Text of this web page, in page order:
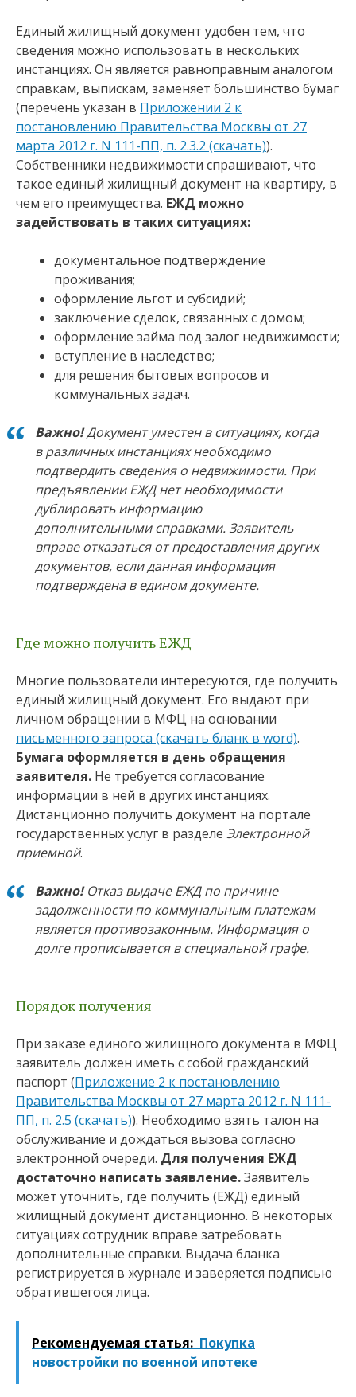
Единый жилищный документ удобен тем, что
сведения можно использовать в нескольких
инстанциях. Он является равноправным аналогом
справкам, выпискам, заменяет большинство бумаг
(перечень указан в Приложении 2 к
постановлению Правительства Москвы от 27
марта 2012 г. N 111-ПП, п. 2.3.2 (скачать)).
Собственники недвижимости спрашивают, что
такое единый жилищный документ на квартиру, в
чем его преимущества. ЕЖД можно
задействовать в таких ситуациях:
документальное подтверждение
проживания;
оформление льгот и субсидий;
заключение сделок, связанных с домом;
оформление займа под залог недвижимости;
вступление в наследство;
для решения бытовых вопросов и
коммунальных задач.
Важно!Документ уместен в ситуациях, когда
в различных инстанциях необходимо
подтвердить сведения о недвижимости. При
предъявлении ЕЖД нет необходимости
дублировать информацию
дополнительными справками. Заявитель
вправе отказаться от предоставления других
документов, если данная информация
подтверждена в едином документе.
Где можно получить ЕЖД
Многие пользователи интересуются, где получить
единый жилищный документ. Его выдают при
личном обращении в МФЦ на основании
письменного запроса (скачать бланк в word).
Бумага оформляется в день обращения
заявителя. Не требуется согласование
информации в ней в других инстанциях.
Дистанционно получить документ на портале
государственных услуг в разделе Электронной
приемной.
Важно!Отказ выдаче ЕЖД по причине
задолженности по коммунальным платежам
является противозаконным. Информация о
долге прописывается в специальной графе.
Порядок получения
При заказе единого жилищного документа в МФЦ
заявитель должен иметь с собой гражданский
паспорт (Приложение 2 к постановлению
Правительства Москвы от 27 марта 2012 г. N 111-
ПП, п. 2.5 (скачать)). Необходимо взять талон на
обслуживание и дождаться вызова согласно
электронной очереди. Для получения ЕЖД
достаточно написать заявление.Заявитель
может уточнить, где получить (ЕЖД) единый
жилищный документ дистанционно. В некоторых
ситуациях сотрудник вправе затребовать
дополнительные справки. Выдача бланка
регистрируется в журнале и заверяется подписью
обратившегося лица.
Рекомендуемая статья: Покупка
новостройки по военной ипотеке